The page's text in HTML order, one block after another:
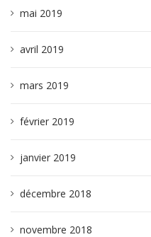
mai 2019
avril 2019
mars 2019
février 2019
janvier 2019
décembre 2018
novembre 2018